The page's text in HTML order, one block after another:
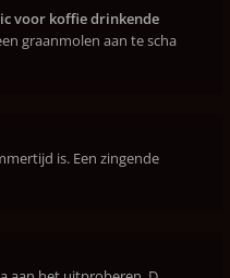
voor koffie drinkende
graanmolen aan te scha
is. Een zingende